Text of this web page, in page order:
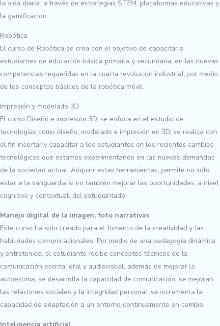
la vida diaria. a través de estrategias STEM, plataformas educativas y
la gamificación.
Robótica
El curso de Robótica se crea con el objetivo de capacitar a
estudiantes de educación básica primaria y secundaria, en las nuevas
competencias requeridas en la cuarta revolución industrial, por medio
de los conceptos básicos de la robótica móvil.
Impresión y modelado 3D
El curso Diseño e impresión 3D, se enfoca en el estudio de
tecnologías como diseño, modelado e impresión en 3D, se realiza con
el fin insertar y capacitar a los estudiantes en los recientes cambios
tecnológicos que estamos experimentando en las nuevas demandas
de la sociedad actual. Adquirir estas herramientas, permite no solo
estar a la vanguardia si no también mejorar las oportunidades, a nivel
cognitivo y contextual, del estudiantado.
Manejo digital de la imagen, foto narrativas
Este curso ha sido creado para el fomento de la creatividad y las
habilidades comunicacionales. Por medio de una pedagogía dinámica
y entretenida, el estudiante recibe conceptos técnicos de la
comunicación escrita, oral y audiovisual, además de mejorar la
autoestima, se desarrolla la capacidad de comunicación, se mejoran
las relaciones sociales y la integridad personal, se incrementa la
capacidad de adaptación a un entorno continuamente en cambio.